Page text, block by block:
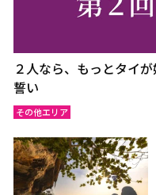
２人なら、もっとタイ
誓い
その他エリア